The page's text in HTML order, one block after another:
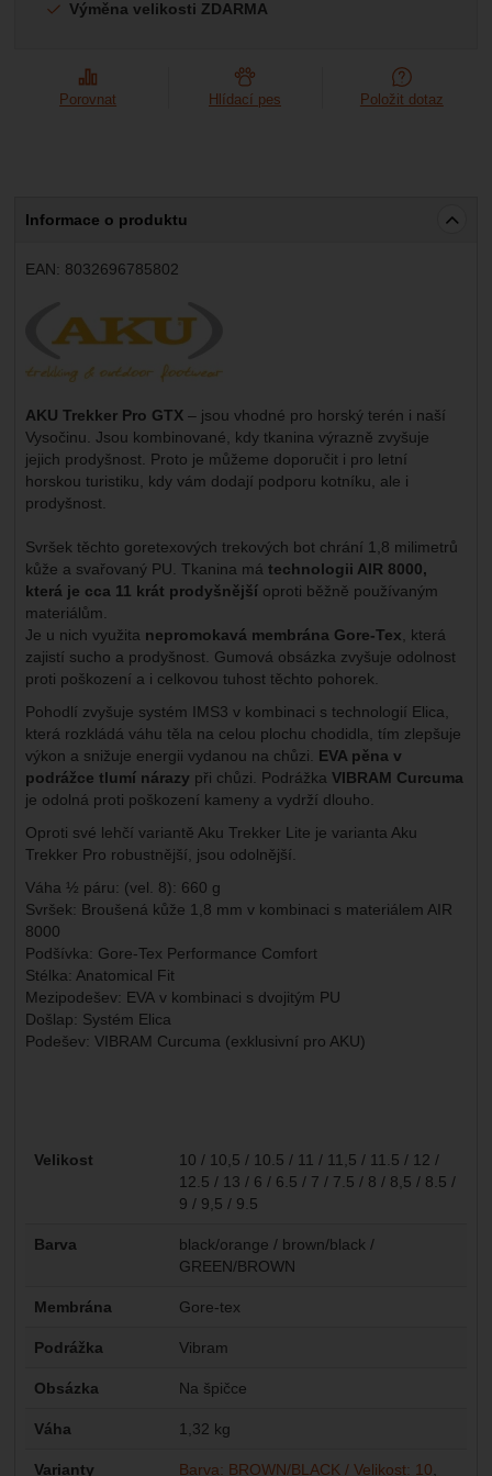
Výměna velikosti ZDARMA
Porovnat Hlídací pes Položit dotaz
Informace o produktu
EAN: 8032696785802
AKU Trekker Pro GTX– jsou vhodné pro horský terén i naší
Vysočinu. Jsou kombinované, kdy tkanina výrazně zvyšuje
jejich prodyšnost. Proto je můžeme doporučit i pro letní
horskou turistiku, kdy vám dodají podporu kotníku, ale i
prodyšnost.
Svršek těchto goretexových trekových bot chrání 1,8 milimetrů
kůže a svařovaný PU. Tkanina má technologii AIR 8000,
která je cca 11 krát prodyšnějšíoproti běžně používaným
materiálům.
Je u nich využita nepromokavá membrána Gore-Tex , která
zajistí sucho a prodyšnost. Gumová obsázka zvyšuje odolnost
proti poškození a i celkovou tuhost těchto pohorek.
Pohodlí zvyšuje systém IMS3 v kombinaci s technologií Elica,
která rozkládá váhu těla na celou plochu chodidla, tím zlepšuje
výkon a snižuje energii vydanou na chůzi. EVA pěna v
podrážce tlumí nárazy při chůzi. Podrážka VIBRAM Curcuma
je odolná proti poškození kameny a vydrží dlouho.
Oproti své lehčí variantě Aku Trekker Lite je varianta Aku
Trekker Pro robustnější, jsou odolnější.
Váha ½ páru: (vel. 8): 660 g
Svršek: Broušená kůže 1,8 mm v kombinaci s materiálem AIR
8000
Podšívka: Gore-Tex Performance Comfort
Stélka: Anatomical Fit
Mezipodešev: EVA v kombinaci s dvojitým PU
Došlap: Systém Elica
Podešev: VIBRAM Curcuma (exklusivní pro AKU)
Parametry
Velikost
10 / 10,5 / 10.5 / 11 / 11,5 / 11.5 / 12 /
12.5 / 13 / 6 / 6.5 / 7 / 7.5 / 8 / 8,5 / 8.5 /
9 / 9,5 / 9.5
Barva
black/orange / brown/black /
GREEN/BROWN
Membrána Gore-tex
Podrážka Vibram
Obsázka Na špičce
Váha 1,32 kg
Varianty Barva: BROWN/BLACK / Velikost: 10